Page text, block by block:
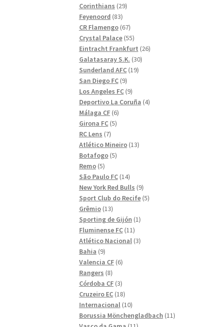
Corinthians 2929
Feyenoord 8383
produkter
CR Flamengo 6767
produkter
Crystal Palace 5555
produkter
Eintracht Frankfurt 2626
Galatasaray S.K. 3030
Sunderland AFC 1919
San Diego FC 99
produkter
Los Angeles FC 99
produkter
Deportivo La Coruña 44
Málaga CF 66
produkter
Girona FC 55
RC Lens 77
produkter
Atlético Mineiro 1313
Botafogo 55
Remo 55
produkter
São Paulo FC 1414
produkter
New York Red Bulls 99
produkter
Sport Club do Recife 55
Grêmio 1313
produkter
Sporting de Gijón 11
Fluminense FC 1111
produkter
Atlético Nacional 33
Bahia 99
produkter
Valencia CF 66
Rangers 88
produkter
Córdoba CF 33
produkter
Cruzeiro EC 1818
produkter
Internacional 1010
produkter
Borussia Mönchengladbach 1111